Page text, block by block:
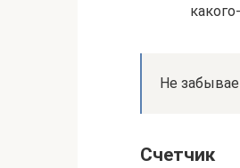
Не
Счетчик